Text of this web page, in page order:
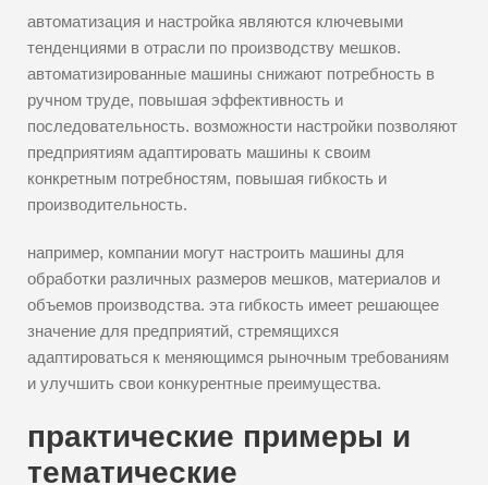
автоматизация и настройка являются ключевыми
тенденциями в отрасли по производству мешков.
автоматизированные машины снижают потребность в
ручном труде, повышая эффективность и
последовательность. возможности настройки позволяют
предприятиям адаптировать машины к своим
конкретным потребностям, повышая гибкость и
производительность.
например, компании могут настроить машины для
обработки различных размеров мешков, материалов и
объемов производства. эта гибкость имеет решающее
значение для предприятий, стремящихся
адаптироваться к меняющимся рыночным требованиям
и улучшить свои конкурентные преимущества.
практические примеры и
тематические